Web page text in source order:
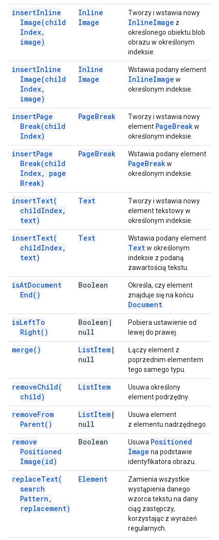
insertInline
Image(child
Index,
image)
Inline
Image
Tworzy i wstawia nowy
InlineImage z
określonego obiektu blob
obrazu w określonym
indeksie.
insertInline
Image(child
Index,
image)
Inline
Image
Wstawia podany element
InlineImage w
określonym indeksie.
insertPage
Break(child
Index)
PageBreak
Tworzy i wstawia nowy
element PageBreakw
określonym indeksie.
insertPage
Break(child
Index,
page
Break)
PageBreak Wstawia podany element
PageBreakw
określonym indeksie.
insertText(
childIndex,
text)
Text
Tworzy i wstawia nowy
element tekstowy w
określonym indeksie.
insertText(
childIndex,
text)
Text Wstawia podany element
Textw określonym
indeksie z podaną
zawartością tekstu.
isAtDocument
End( )
Boolean
Określa, czy element
znajduje się na końcu
Document
isLeftTo
Right( )
Boolean |
null
Pobiera ustawienie od
lewej do prawej.
merge( ) ListItem |
null
Łączy element z
poprzednim elementem
tego samego typu.
removeChild(
child)
ListItem
Usuwa określony
element podrzędny.
removeFrom
Parent( )
ListItem |
null
Usuwa element
z elementu nadrzędnego.
remove
Positioned
Image(id)
Boolean Usuwa Positioned
Image na podstawie
identyfikatora obrazu.
replaceText(
search
Pattern ,
replacement)
Element
Zamienia wszystkie
wystąpienia danego
wzorca tekstu na dany
ciąg zastępczy,
korzystając z wyrażeń
regularnych.